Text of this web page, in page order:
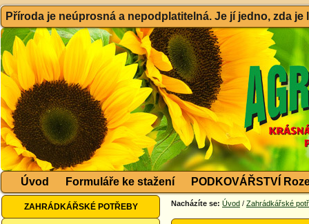
Příroda je neúprosná a nepodplatitelná. Je jí jedno, zda
Úvod Formuláře ke stažení PODKOVÁŘSTVÍ
ZAHRÁDKÁŘSKÉ POTŘEBY Nacházíte se: Úvod / Zahrádkářské